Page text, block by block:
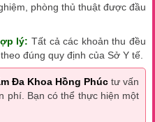
phòng thủ thuật được đầu
lý: Tất cả các khoản thu đều
đúng quy định của Sở Y tế.
Đa Khoa Hồng Phúc tư vấn
phí. Bạn có thể thực hiện một